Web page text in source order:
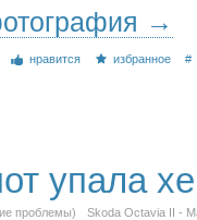
→
нравится избранное #
упала
проблемы) Skoda Octavia II -